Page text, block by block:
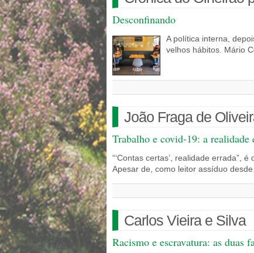
Desconfinando
A política interna,
velhos hábitos. Mário
João Fraga de
Trabalho e covid-19: a realidade
“‘Contas certas’, realidade errada”,
Apesar de, como leitor assíduo
Carlos Vieira e Silva
Racismo e escravatura: as duas